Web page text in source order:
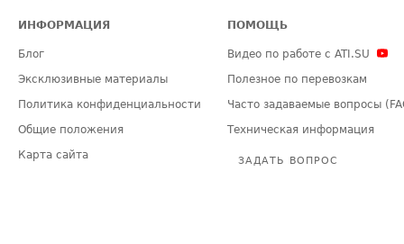
ИНФОРМАЦИЯ
Блог
Эксклюзивные материалы
Политика конфиденциальности
Общие положения
Карта сайта
ПОМОЩЬ
Видео по работе с ATI.SU
Полезное по перевозкам
Часто задаваемые вопросы
Техническая информация
ЗАДАТЬ ВОПРОС